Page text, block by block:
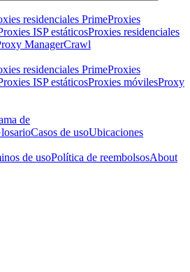
residenciales PrimeProxies
ISP estáticosProxies residenciales
ManagerCrawl
residenciales PrimeProxies
ISP estáticosProxies móvilesProxy
de
Casos de usoUbicaciones
de usoPolítica de reembolsosAbout